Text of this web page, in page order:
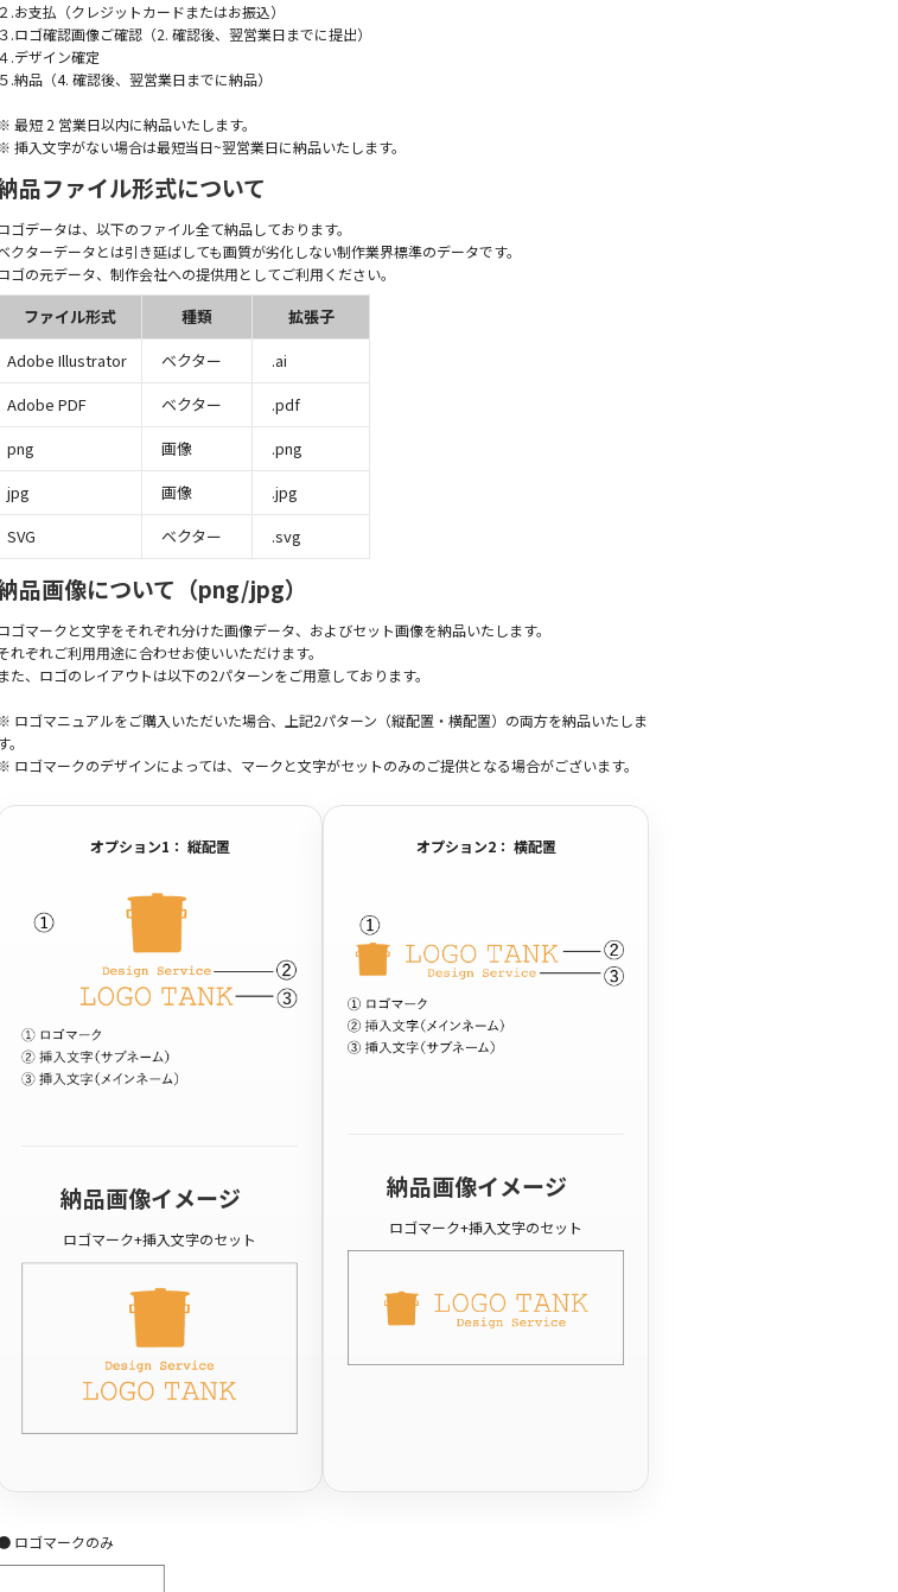
２.お支払（クレジットカードまたはお振込）
３.ロゴ確認画像ご確認（2. 確認後、翌営業日までに提出）
４.デザイン確定
５.納品（4. 確認後、翌営業日までに納品）
最短 2 営業日以内に納品いたします。
挿入文字がない場合は最短当日~翌営業日に納品いたします。
品ファイル形式について
ゴデータは、以下のファイル全て納品しております。
クターデータとは引き延ばしても画質が劣化しない制作業界標準のデータです。
ゴの元データ、制作会社への提供用としてご利用ください。
ファイル形式 種類
拡張子
Adobe Illustrator
ベクター
.ai
Adobe PDF
ベクター
.pdf
png
画像
.png
jpg
画像
.jpg
SVG
ベクター .svg
品画像について（png/jpg）
ゴマークと文字をそれぞれ分けた画像データ、およびセット画像を納品いたします。
れぞれご利用用途に合わせお使いいただけます。
また、ロゴのレイアウトは以下の2パターンをご用意しております。
ロゴマニュアルをご購入いただいた場合、上記2パターン（縦配置・横配置）の両方を納品いたしま
。
ロゴマークのデザインによっては、マークと文字がセットのみのご提供となる場合がございます。
オプション1： 縦配置
納品画像イメージ
ロゴマーク+挿入文字のセット
オプション2： 横配置
納品画像イメージ
ロゴマーク+挿入文字のセット
ロゴマークのみ